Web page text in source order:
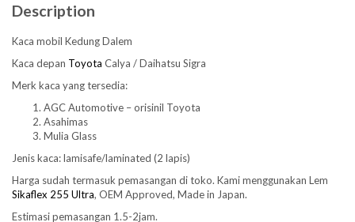
Description
Kaca mobil Kedung Dalem
Kaca depan Toyota Calya / Daihatsu Sigra
Merk kaca yang tersedia:
AGC Automotive – orisinil Toyota
Asahimas
Mulia Glass
Jenis kaca: lamisafe/laminated (2 lapis)
Harga sudah termasuk pemasangan di toko. Kami menggunakan Lem
Sikaflex 255 Ultra, OEM Approved, Made in Japan.
Estimasi pemasangan 1.5-2jam.